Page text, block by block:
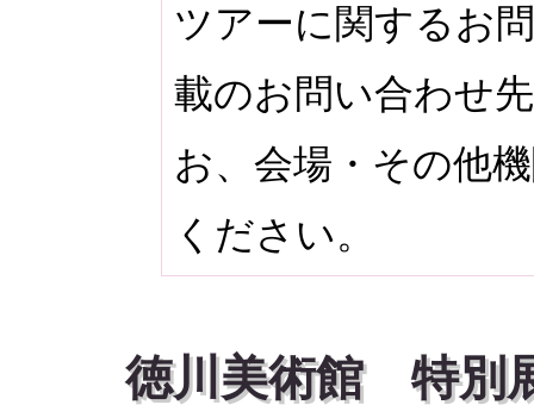
ツアーに関するお
載のお問い合わせ
お、会場・その他
ください。
徳川美術館 特別